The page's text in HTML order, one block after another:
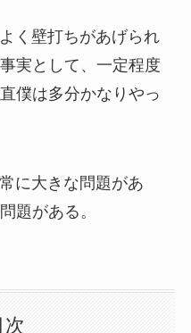
く壁打ちがあげられ
実として、一定程度
僕は多分かなりやっ
に大きな問題があ
題がある。
次